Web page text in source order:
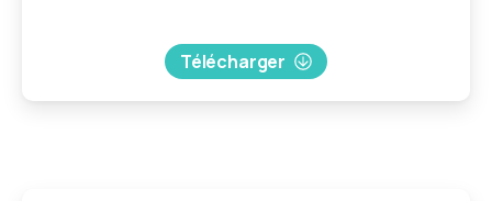
Télécharger